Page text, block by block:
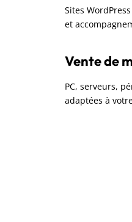
Sites
et
Vente de
PC, serveurs,
adaptées à